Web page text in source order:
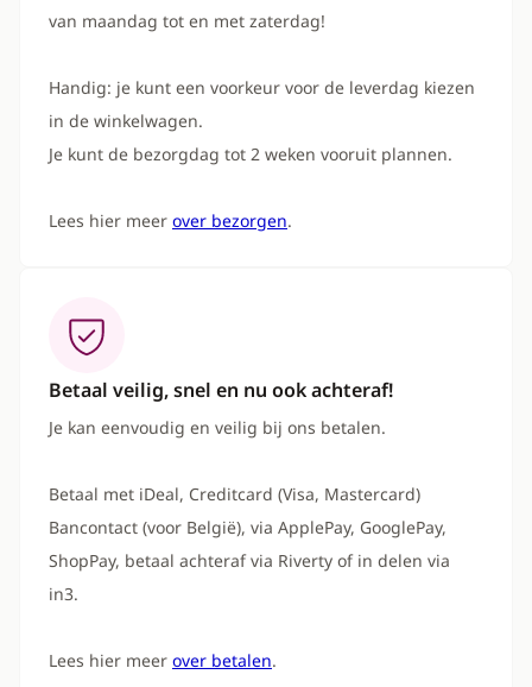
van maandag tot en met zaterdag!
Handig: je kunt een voorkeur voor de leverdag kiezen
in de winkelwagen.
Je kunt de bezorgdag tot 2 weken vooruit plannen.
Lees hier meer over bezorgen.
Betaal veilig, snel en nu ook achteraf!
Je kan eenvoudig en veilig bij ons betalen.
Betaal met iDeal, Creditcard (Visa, Mastercard)
Bancontact (voor België), via ApplePay, GooglePay,
ShopPay, betaal achteraf via Riverty of in delen via
in3.
Lees hier meer over betalen.